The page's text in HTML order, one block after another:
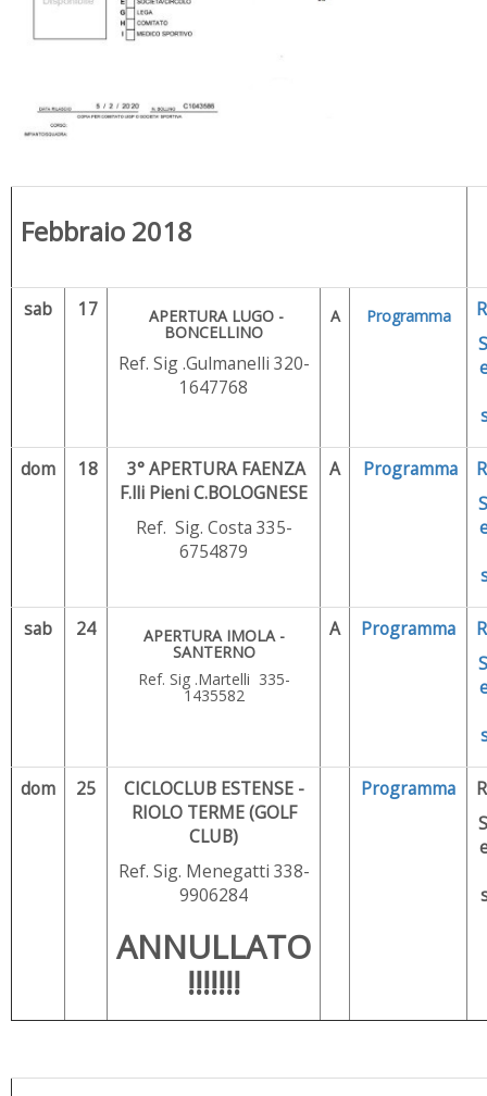
Febbraio 2018
sab 17 APERTURA LUGO -
BONCELLINO
Ref. Sig .Gulmanelli 320-
1647768
A Programma
dom 18
3° APERTURA FAENZA
F.lli Pieni C.BOLOGNESE
Ref. Sig. Costa 335-
6754879
A Programma
sab 24 APERTURA IMOLA -
SANTERNO
Ref. Sig .Martelli 335-
1435582
A Programma
dom 25
CICLOCLUB ESTENSE -
RIOLO TERME (GOLF
CLUB)
Ref. Sig. Menegatti 338-
9906284
ANNULLATO
!!!!!!!
Programma